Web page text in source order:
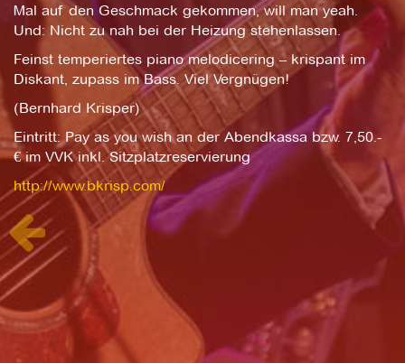
Mal auf den Geschmack gekommen, will man yeah.
Und: Nicht zu nah bei der Heizung stehenlassen.
Feinst temperiertes piano melodicering – krispant im
Diskant, zupass im Bass. Viel Vergnügen!
(Bernhard Krisper)
Eintritt: Pay as you wish an der Abendkassa bzw. 7,50.-
€ im VVK inkl. Sitzplatzreservierung
http://www.bkrisp.com/